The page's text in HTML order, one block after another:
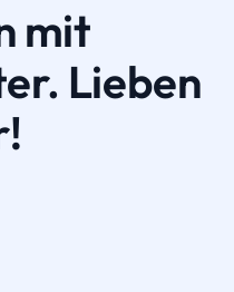
mit
Lieben